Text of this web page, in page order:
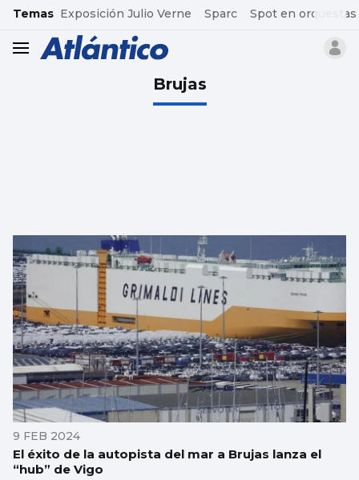
common.go-to-content
Temas Exposición Julio Verne Sparc Spot en orquestas
header.menu.open
Brujas
9 FEB 2024
El éxito de la autopista del mar a Brujas lanza el
“hub” de Vigo